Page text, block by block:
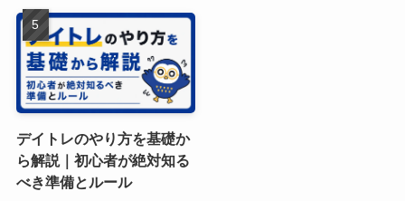
デイトレのやり方を基礎か
ら解説｜初心者が絶対知る
べき準備とルール